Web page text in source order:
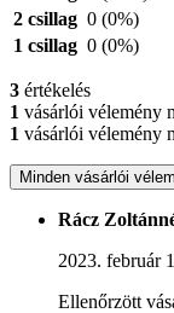
2 csillag 0 (0%)
1 csillag 0 (0%)
3 értékelés
1 vásárlói vélemény
1 vásárlói vélemény
Minden vásárlói
Rácz
2023. február
Ellenőrzött